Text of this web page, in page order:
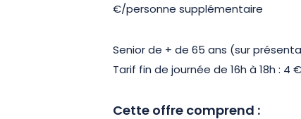
€/personne supplémentaire
Senior de + de 65 ans (sur
Tarif fin de journée de 16h à 18h : 4 €
Cette offre comprend :